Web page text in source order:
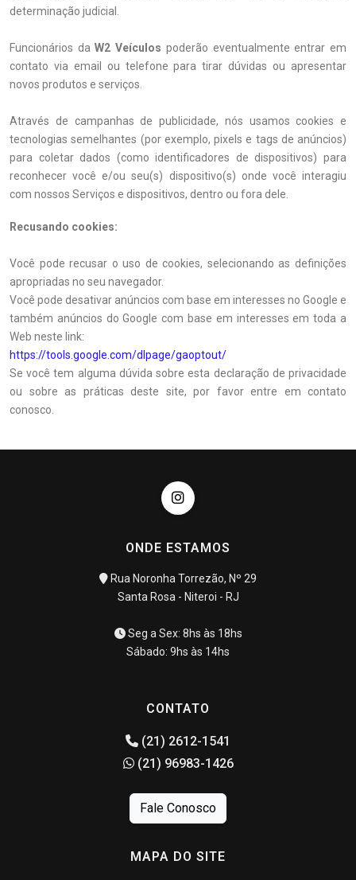
determinação judicial.
Funcionários daW2 Veículos poderão eventualmente entrar em
contato via email ou telefone para tirar dúvidas ou apresentar
novos produtos e serviços.
Através de campanhas de publicidade, nós usamos cookies e
tecnologias semelhantes (por exemplo, pixels e tags de anúncios)
para coletar dados (como identificadores de dispositivos) para
reconhecer você e/ou seu(s) dispositivo(s) onde você interagiu
com nossos Serviços e dispositivos, dentro ou fora dele.
Recusando cookies:
Você pode recusar o uso de cookies, selecionando as definições
apropriadas no seu navegador.
Você pode desativar anúncios com base em interesses no Google e
também anúncios do Google com base em interesses em toda a
Web neste link:
https://tools.google.com/dlpage/gaoptout/
Se você tem alguma dúvida sobre esta declaração de privacidade
ou sobre as práticas deste site, por favor entre em contato
conosco.
ONDE ESTAMOS
Rua Noronha Torrezão, Nº 29
Santa Rosa - Niteroi - RJ
Seg a Sex: 8hs às 18hs
Sábado: 9hs às 14hs
CONTATO
(21) 2612-1541
(21) 96983-1426
Fale Conosco
MAPA DO SITE